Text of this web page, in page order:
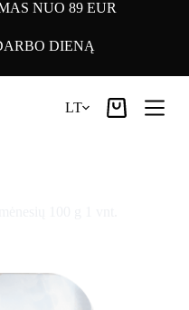
NUO 89 EUR
DIENĄ
LT
Pirkinių